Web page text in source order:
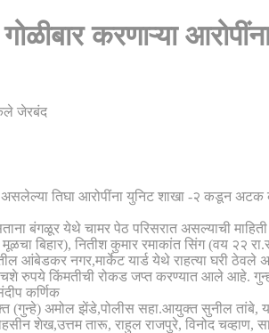
गोळीबार करणाऱ्या
असलेल्या तिघा आरोपींना युनिट शाखा -२
बंगळूर येथे चामर पेठ परिसरात असल्याची माहिती
बिहार), नितीश कुमार रमाकांत सिंग (वय २२
आंबेडकर नगर,मार्केट यार्ड येथे राहत्या घरी
रुपये किंमतीची रोकड जप्त करण्यात आले आहे.
कर्णिक
अमोल झेंडे,पोलीस सहा.आयुक्त सुनील तांबे,
शेख,उत्तम तारू, राहुल राजपुरे, विनोद चव्हाण,